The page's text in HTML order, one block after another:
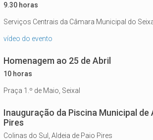
9.30 horas
Serviços Centrais da Câmara Municipal do
vídeo do evento
Homenagem ao 25 de Abril
10 horas
Praça 1.º de Maio, Seixal
Inauguração da Piscina Municipal de
Pires
Colinas do Sul, Aldeia de Paio Pires